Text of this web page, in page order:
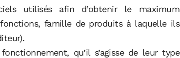
utilisés afin d’obtenir le maximum
famille de produits à laquelle ils
qu’il s’agisse de leur type